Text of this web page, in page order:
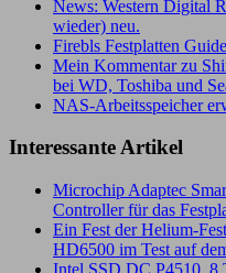
News: Western Digital
wieder) neu.
Firebls Festplatten Guide
Mein Kommentar zu
bei WD, Toshiba und
NAS-Arbeitsspeicher
Interessante Artikel
Microchip Adaptec
Controller für das
Ein Fest der Helium-
HD6500 im Test auf
Intel SSD DC P4510, 8